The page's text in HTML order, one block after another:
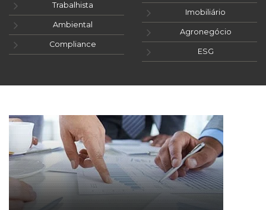
Trabalhista
Ambiental
Compliance
Imobiliário
Agronegócio
ESG